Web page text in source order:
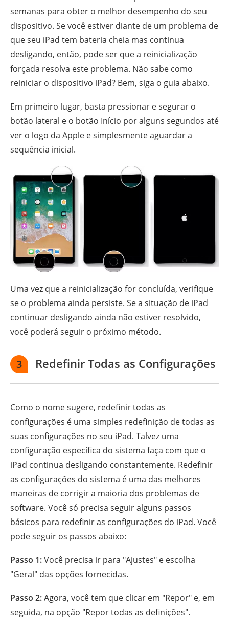
semanas para obter o melhor desempenho do seu
dispositivo. Se você estiver diante de um problema de
que seu iPad tem bateria cheia mas continua
desligando, então, pode ser que a reinicialização
forçada resolva este problema. Não sabe como
reiniciar o dispositivo iPad? Bem, siga o guia abaixo.
Em primeiro lugar, basta pressionar e segurar o
botão lateral e o botão Início por alguns segundos até
ver o logo da Apple e simplesmente aguardar a
sequência inicial.
Uma vez que a reinicialização for concluída, verifique
se o problema ainda persiste. Se a situação de iPad
continuar desligando ainda não estiver resolvido,
você poderá seguir o próximo método.
3 Redefinir Todas as Configurações
Como o nome sugere, redefinir todas as
configurações é uma simples redefinição de todas as
suas configurações no seu iPad. Talvez uma
configuração específica do sistema faça com que o
iPad continua desligando constantemente. Redefinir
as configurações do sistema é uma das melhores
maneiras de corrigir a maioria dos problemas de
software. Você só precisa seguir alguns passos
básicos para redefinir as configurações do iPad. Você
pode seguir os passos abaixo:
Passo 1:Você precisa ir para "Ajustes" e escolha
"Geral" das opções fornecidas.
Passo 2:Agora, você tem que clicar em "Repor" e, em
seguida, na opção "Repor todas as definições".